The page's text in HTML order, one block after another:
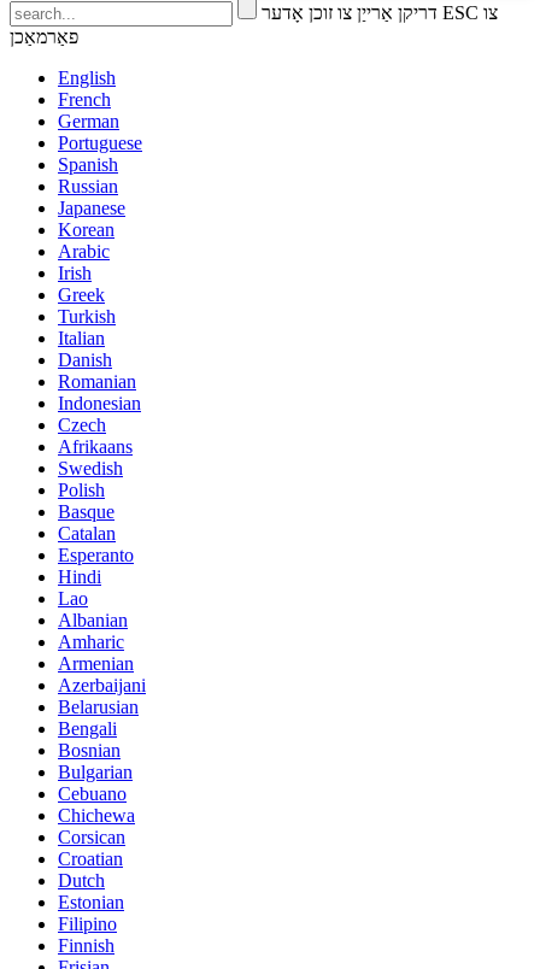
דריקן אַרייַן צו זוכן אָדער ESC צו
פאַרמאַכן
English
French
German
Portuguese
Spanish
Russian
Japanese
Korean
Arabic
Irish
Greek
Turkish
Italian
Danish
Romanian
Indonesian
Czech
Afrikaans
Swedish
Polish
Basque
Catalan
Esperanto
Hindi
Lao
Albanian
Amharic
Armenian
Azerbaijani
Belarusian
Bengali
Bosnian
Bulgarian
Cebuano
Chichewa
Corsican
Croatian
Dutch
Estonian
Filipino
Finnish